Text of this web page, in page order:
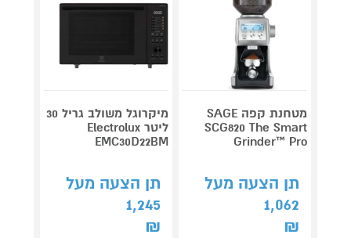
מטחנת קפה SAGE
SCG820 The Smart
Grinder™ Pro
תן הצעה מעל
1,062
₪
מיקרוגל משולב גריל 30
ליטר Electrolux
EMC30D22BM
תן הצעה מעל
1,245
₪